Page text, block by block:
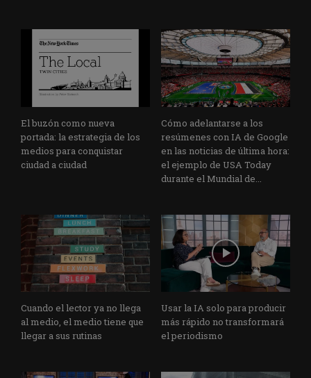
El buzón como nueva
portada: la estrategia de los
medios para conquistar
ciudad a ciudad
Cómo adelantarse a los
resúmenes con IA de Google
en las noticias de última hora:
el ejemplo de USA Today
durante el Mundial de...
Cuando el lector ya no llega
al medio, el medio tiene que
llegar a sus rutinas
Usar la IA solo para producir
más rápido no transformará
el periodismo